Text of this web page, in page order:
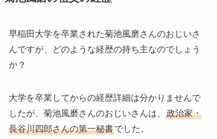
早稲田大学を卒業された菊池風磨さんのおじいさ
んですが、どのような経歴の持ち主なのでしょう
か？
大学を卒業してからの経歴詳細は分かりませんで
したが、菊池風磨さんのおじいさんは、 政治家・
長谷川四郎さんの第一秘書でした。